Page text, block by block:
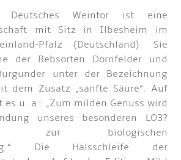
Weintor ist eine
mit Sitz in Ilbesheim im
Pfalz (Deutschland). Sie
der Rebsorten Dornfelder und
unter der Bezeichnung
dem Zusatz „sanfte Säure“. Auf
u. a.: „Zum milden Genuss wird
unseres besonderen LO3?
zur biologischen
Die Halsschleife der